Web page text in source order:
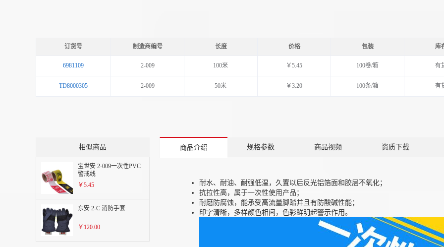
订货号 制造商编号 长度 价格 包装 库
6981109 2-009 100米 ￥5.45 100卷/箱 有
TD8000305 2-009 50米 ￥3.20 100条/箱 有
相似商品
宝世安 2-009一次性PVC
警戒线
￥5.45
东安 2-C 消防手套
￥120.00
商品介绍 规格参数 商品视频 资质下载
耐水、耐油、耐强低温，久置以后反光铝箔面和胶层不氧化；
抗拉性高，属于一次性使用产品；
耐磨防腐蚀，能承受高流量脚踏并且有防酸碱性能；
印字清晰，多样颜色相间，色彩鲜明起警示作用。